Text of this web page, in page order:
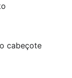
cabeçote